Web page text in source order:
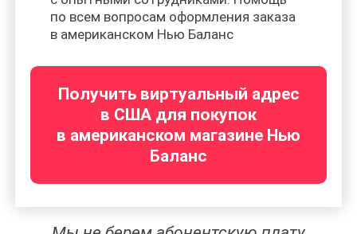
по всем вопросам оформления заказа
в американском Нью Баланс
Получить виртуальный адрес
в США для покупок
в американском магазине Нью
Баланс